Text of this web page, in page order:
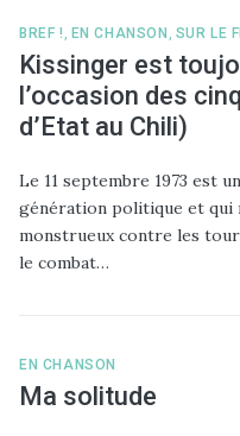
BREF ! EN CHANSON SUR LE
Kissinger est
l’occasion des
d’Etat au Chili)
Le 11 septembre 1973 est
génération politique et qui
monstrueux contre les
le combat…
EN CHANSON
Ma solitude